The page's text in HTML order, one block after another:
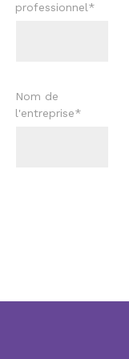
professionnel*
Nom de
l'entreprise*